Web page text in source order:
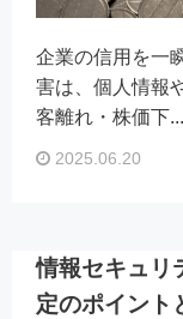
企業の信用を一
害は、個人情報
客離れ・株価下...
2025.06.20
情報セキュリ
定のポイント